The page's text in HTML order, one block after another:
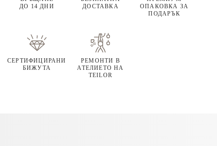
ДО 14 ДНИ
ДОСТАВКА
ОПАКОВКА ЗА
ПОДАРЪК
СЕРТИФИЦИРАНИ
БИЖУТА
РЕМОНТИ В
АТЕЛИЕТО НА
TEILOR